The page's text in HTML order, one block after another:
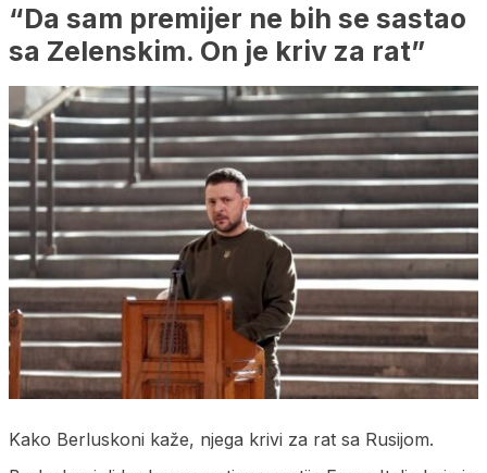
“Da sam premijer ne bih se sastao
sa Zelenskim. On je kriv za rat”
Kako Berluskoni kaže, njega krivi za rat sa Rusijom.